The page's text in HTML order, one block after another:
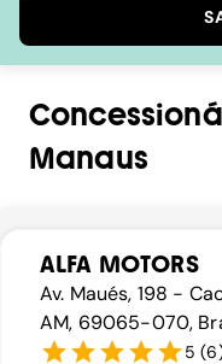
Manaus
ALFA MOTORS
Av. Maués, 198 -
AM, 69065-070,
5 (6